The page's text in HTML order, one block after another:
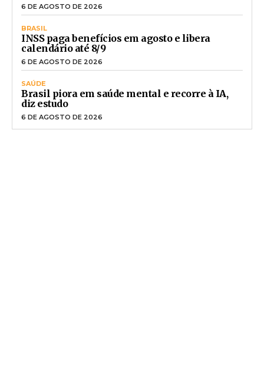
6 DE AGOSTO DE 2026
BRASIL
INSS paga benefícios em agosto e libera
calendário até 8/9
6 DE AGOSTO DE 2026
SAÚDE
Brasil piora em saúde mental e recorre à IA,
diz estudo
6 DE AGOSTO DE 2026